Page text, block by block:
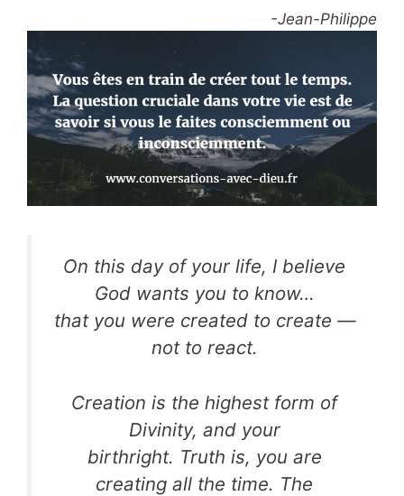
-Jean-Philippe
On this day of your life, I believe
God wants you to know…
that you were created to create —
not to react.
Creation is the highest form of
Divinity, and your
birthright. Truth is, you are
creating all the time. The